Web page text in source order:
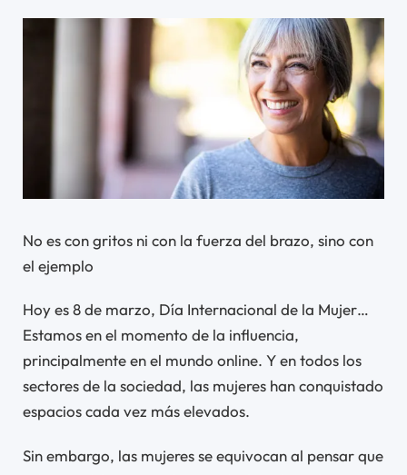
No es con gritos ni con la fuerza del brazo, sino con
el ejemplo
Hoy es 8 de marzo, Día Internacional de la Mujer…
Estamos en el momento de la influencia,
principalmente en el mundo online. Y en todos los
sectores de la sociedad, las mujeres han conquistado
espacios cada vez más elevados.
Sin embargo, las mujeres se equivocan al pensar que